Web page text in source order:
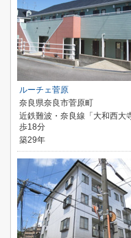
ルーチェ菅原
奈良県奈良市菅原町
近鉄難波・奈良線「大和西大
歩18分
築29年